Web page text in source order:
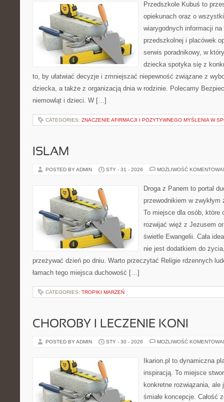
Przedszkole Kubuś to
opiekunach oraz o
wiarygodnych informacji
przedszkolnej i placówek
serwis poradnikowy, w
dziecka spotyka się z
to, by ułatwiać decyzje i zmniejszać niepewność związane z
dziecka, a także z organizacją dnia w rodzinie. Polecamy
niemowląt i dzieci. W […]
CATEGORIES: ZNACZENIE AFIRMACJI I POZYTYWNEGO MYŚLENIA W
ISLAM
POSTED BY ADMIN STY - 31 - 2026 MOŻLIWOŚĆ
Droga z Panem to portal
przewodnikiem w
To miejsce dla osób, które
rozwijać więź z Jezusem
świetle Ewangelii. Cała
nie jest dodatkiem do
przeżywać dzień po dniu. Warto przeczytać Religie rdzennych
łamach tego miejsca duchowość […]
CATEGORIES: TROPIKI MARZEŃ
CHOROBY I LECZENIE KONI
POSTED BY ADMIN STY - 30 - 2026 MOŻLIWOŚĆ
Ikarion.pl to dynamiczna
inspiracją. To miejsce
konkretne rozwiązania,
śmiałe koncepcje. Całość